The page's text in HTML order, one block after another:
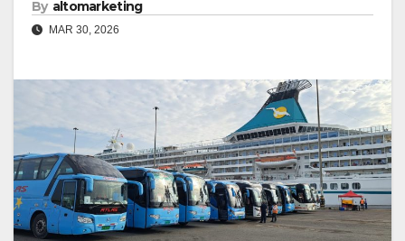
By altomarketing
MAR 30, 2026